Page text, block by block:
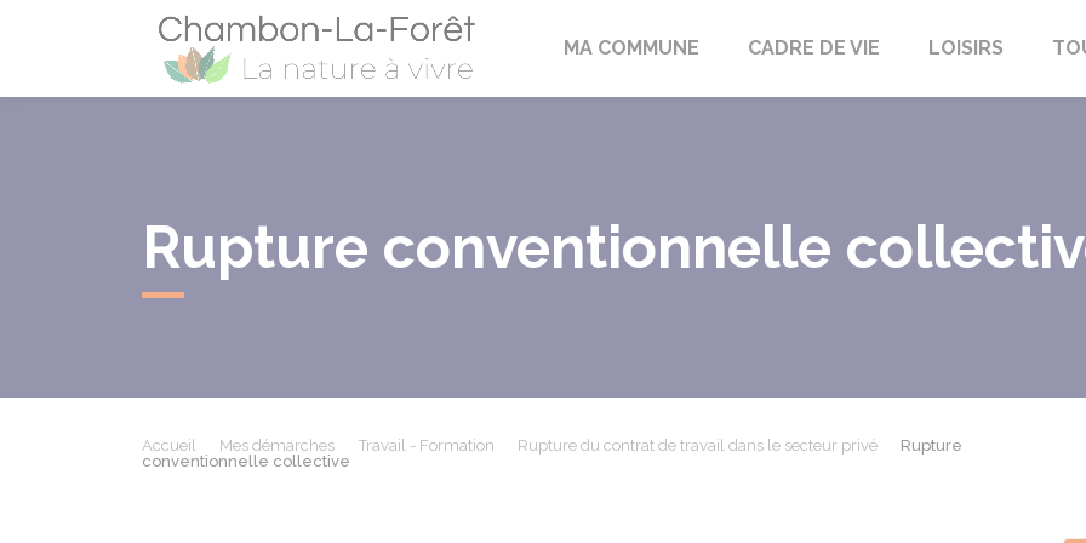
Chambon-la-Fôret
MA COMMUNE CADRE DE VIE LOISIRS
Rupture conventionnelle
Accueil Mes démarches Travail - Formation Rupture du contrat de travail dans le secteur privé
Rupture
conventionnelle collective